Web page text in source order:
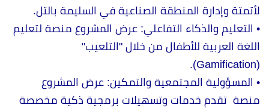
لأتمتة وإدارة المنطقة الصناعية في السليمة بالتل.
• التعليم والذكاء التفاعلي: عرض المشروع منصة لتعليم
اللغة العربية للأطفال من خلال "التلعيب"
(Gamification).
• المسؤولية المجتمعية والتمكين: عرض المشروع
منصة تقدم خدمات وتسهيلات برمجية ذكية مخصصة